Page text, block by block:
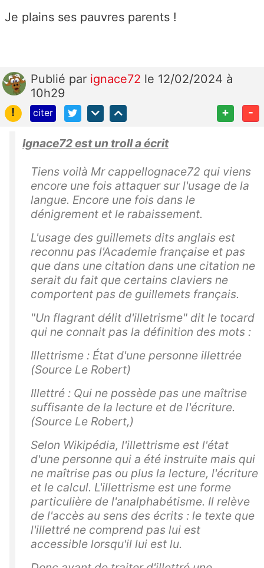
Je plains ses pauvres parents !
Publié par ignace72 le 12/02/2024 à
10h29
!
citer + -
Ignace72 est un troll a écrit
Tiens voilà Mr cappellognace72 qui viens
encore une fois attaquer sur l'usage de la
langue. Encore une fois dans le
dénigrement et le rabaissement.
L'usage des guillemets dits anglais est
reconnu pas l'Academie française et pas
que dans une citation dans une citation ne
serait du fait que certains claviers ne
comportent pas de guillemets français.
"Un flagrant délit d'illetrisme" dit le tocard
qui ne connait pas la définition des mots :
Illettrisme : État d'une personne illettrée
(Source Le Robert)
Illettré : Qui ne possède pas une maîtrise
suffisante de la lecture et de l'écriture.
(Source Le Robert,)
Selon Wikipédia, l'illettrisme est l'état
d'une personne qui a été instruite mais qui
ne maîtrise pas ou plus la lecture, l'écriture
et le calcul. L'illettrisme est une forme
particulière de l'analphabétisme. Il relève
de l'accès au sens des écrits : le texte que
l'illettré ne comprend pas lui est
accessible lorsqu'il lui est lu.